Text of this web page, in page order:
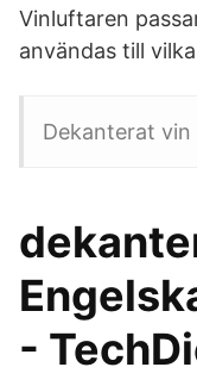
Vinluftaren
användas till
Dekanterat vin
-